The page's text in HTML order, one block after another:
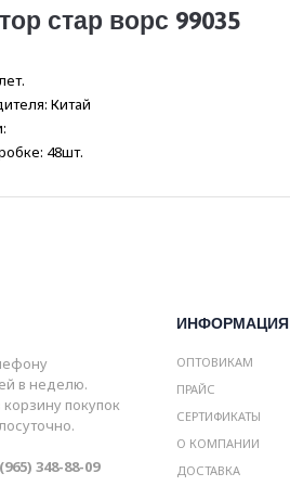
стар ворс 99035
Китай
48шт.
в неделю.
покупок
348-88-09
ИНФОРМАЦИЯ
ОПТОВИКАМ
ПРАЙС
СЕРТИФИКАТЫ
О КОМПАНИИ
ДОСТАВКА